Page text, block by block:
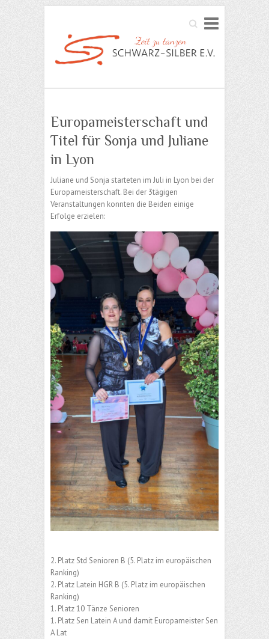
Search
Europameisterschaft und
Titel für Sonja und Juliane
in Lyon
Juliane und Sonja starteten im Juli in Lyon bei der
Europameisterschaft. Bei der 3tägigen
Veranstaltungen konnten die Beiden einige
Erfolge erzielen:
2. Platz Std Senioren B (5. Platz im europäischen
Ranking)
2. Platz Latein HGR B (5. Platz im europäischen
Ranking)
1. Platz 10 Tänze Senioren
1. Platz Sen Latein A und damit Europameister Sen
A Lat